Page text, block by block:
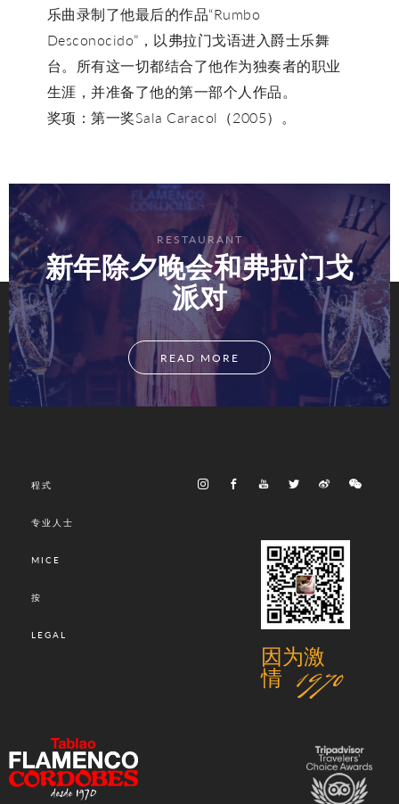
乐曲录制了他最后的作品“Rumbo
Desconocido”，以弗拉门戈语进入爵士乐舞
台。所有这一切都结合了他作为独奏者的职业
生涯，并准备了他的第一部个人作品。
奖项：第一奖Sala Caracol（2005）。
RESTAURANT
新年除夕晚会和弗拉门戈
派对
READ MORE
程式
专业人士
MICE
按
LEGAL
因为激
情 1970